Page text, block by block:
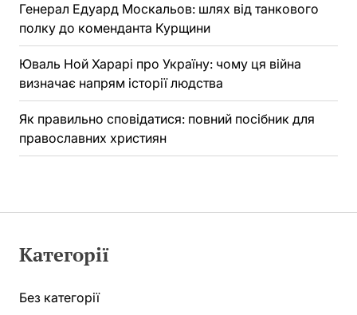
Генерал Едуард Москальов: шлях від танкового
полку до коменданта Курщини
Юваль Ной Харарі про Україну: чому ця війна
визначає напрям історії людства
Як правильно сповідатися: повний посібник для
православних християн
Категорії
Без категорії